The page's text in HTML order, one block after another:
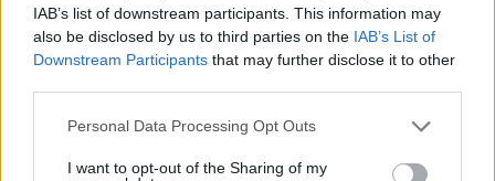
IAB’s list of downstream participants. This information may
also be disclosed by us to third parties on the IAB’s List of
Downstream Participants that may further disclose it to other
Please note that this website/app uses one or more Google
not limited to your visit or usage behaviour. You may click to
Personal Data Processing Opt Outs
I want to opt-out of the Sharing of my